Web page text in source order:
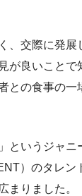
、交際に発展
が良いことで
との食事の一
というジャニ
）のタレン
まりました。